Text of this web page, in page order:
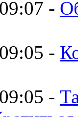
-
-
-